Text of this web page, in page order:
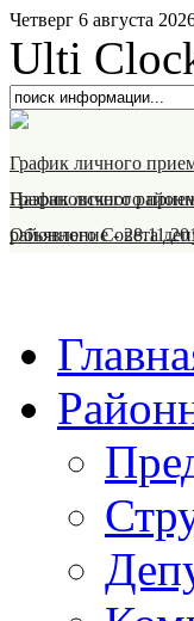
Четверг 6 августа
Ulti
График личного
Назрановского
График личного
районного Совета
Объявление-